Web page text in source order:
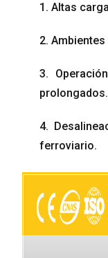
1. Altas
2.
3.
prolongados.
4.
ferroviario.